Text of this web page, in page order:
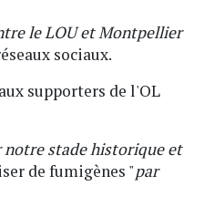
le LOU et Montpellier
sociaux.
supporters de l'OL
notre stade historique et
de fumigènes "par